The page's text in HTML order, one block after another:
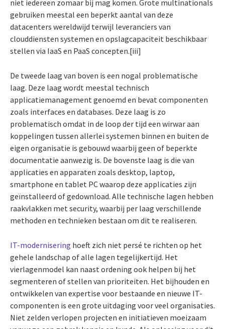
niet iedereen zomaar bij mag komen. Grote multinationals
gebruiken meestal een beperkt aantal van deze
datacenters wereldwijd terwijl leveranciers van
clouddiensten systemen en opslagcapaciteit beschikbaar
stellen via IaaS en PaaS concepten.[iii]
De tweede laag van boven is een nogal problematische
laag. Deze laag wordt meestal technisch
applicatiemanagement genoemd en bevat componenten
zoals interfaces en databases. Deze laag is zo
problematisch omdat in de loop der tijd een wirwar aan
koppelingen tussen allerlei systemen binnen en buiten de
eigen organisatie is gebouwd waarbij geen of beperkte
documentatie aanwezig is. De bovenste laag is die van
applicaties en apparaten zoals desktop, laptop,
smartphone en tablet PC waarop deze applicaties zijn
geïnstalleerd of gedownload. Alle technische lagen hebben
raakvlakken met security, waarbij per laag verschillende
methoden en technieken bestaan om dit te realiseren.
IT-modernisering hoeft zich niet persé te richten op het
gehele landschap of alle lagen tegelijkertijd. Het
vierlagenmodel kan naast ordening ook helpen bij het
segmenteren of stellen van prioriteiten. Het bijhouden en
ontwikkelen van expertise voor bestaande en nieuwe IT-
componenten is een grote uitdaging voor veel organisaties.
Niet zelden verlopen projecten en initiatieven moeizaam